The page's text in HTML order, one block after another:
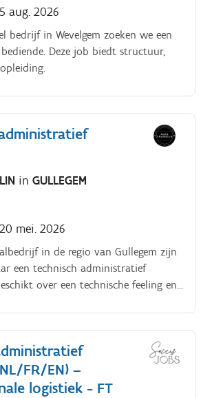
aug. 2026
bedrijf in Wevelgem zoeken we een
Deze job biedt structuur,
in GULLEGEM
mei. 2026
in de regio van Gullegem zijn
een technisch administratief
over een technische feeling en
FR/EN) –
logistiek - FT